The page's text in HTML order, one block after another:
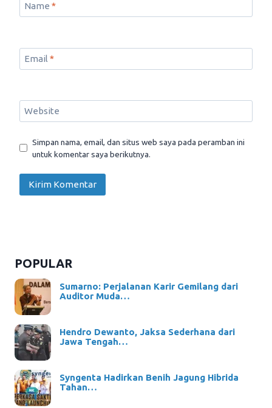
Name *
Email *
Website
Simpan nama, email, dan situs web saya pada peramban ini
untuk komentar saya berikutnya.
POPULAR
Sumarno: Perjalanan Karir Gemilang dari
Auditor Muda…
Hendro Dewanto, Jaksa Sederhana dari
Jawa Tengah…
Syngenta Hadirkan Benih Jagung Hibrida
Tahan…